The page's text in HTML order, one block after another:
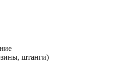
штанги)